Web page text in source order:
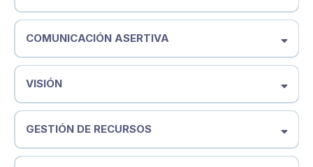
COMUNICACIÓN ASERTIVA
VISIÓN
GESTIÓN DE RECURSOS